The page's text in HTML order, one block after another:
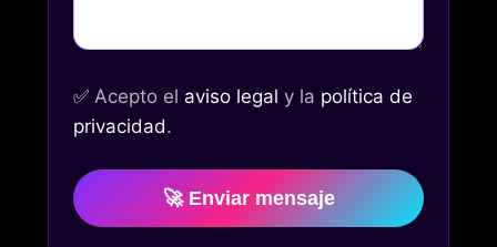
✅ Acepto el aviso legal y la política de
privacidad.
🚀 Enviar mensaje